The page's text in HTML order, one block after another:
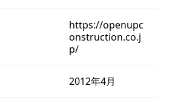
https://openupc
onstruction.co.j
p/
2012年4月